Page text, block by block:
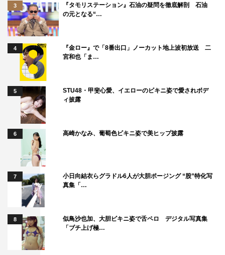
3
『タモリステーション』石油の疑問を徹底解剖 石油
の元となる“…
4
『金ロー』で「8番出口」ノーカット地上波初放送 二
宮和也「ま…
5
STU48・甲斐心愛、イエローのビキニ姿で愛されボデ
ィ披露
6 高崎かなみ、葡萄色ビキニ姿で美ヒップ披露
7
小日向結衣らグラドル6人が大胆ポージング “股”特化写
真集「…
8
似鳥沙也加、大胆ビキニ姿で舌ペロ デジタル写真集
「ブチ上げ極…